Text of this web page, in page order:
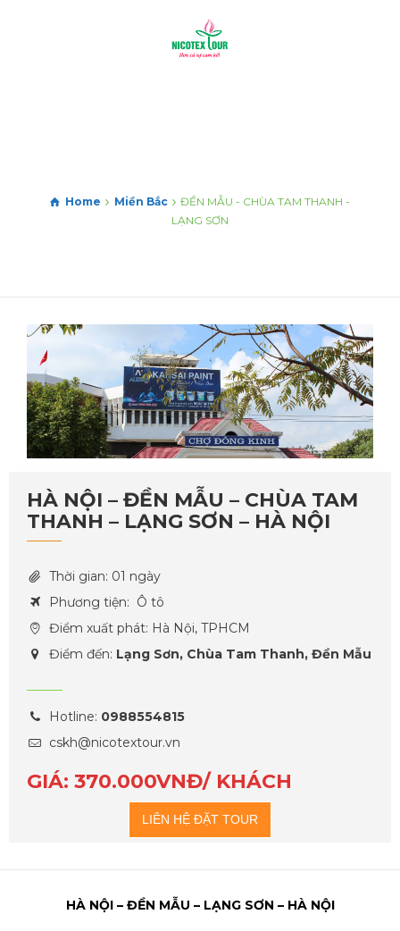
Home Miền Bắc
ĐỀN MẪU - CHÙA TAM THANH -
LẠNG SƠN
HÀ NỘI – ĐỀN MẪU – CHÙA TAM
THANH – LẠNG SƠN – HÀ NỘI
Thời gian: 01 ngày
Phương tiện: Ô tô
Điểm xuất phát: Hà Nội, TPHCM
Điểm đến: Lạng Sơn, Chùa Tam Thanh, Đền Mẫu
Hotline: 0988554815
cskh@nicotextour.vn
GIÁ: 370.000VNĐ/ KHÁCH
LIÊN HỆ ĐẶT TOUR
HÀ NỘI – ĐỀN MẪU – LẠNG SƠN – HÀ NỘI